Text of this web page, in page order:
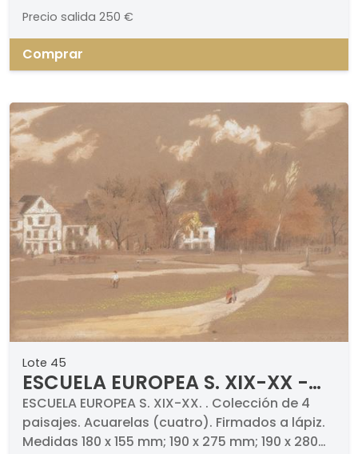
Precio salida 250 €
Comprar
Lote 45
ESCUELA EUROPEA S. XIX-XX -
Colección de 4 paisajes
ESCUELA EUROPEA S. XIX-XX. . Colección de 4
paisajes. Acuarelas (cuatro). Firmados a lápiz.
Medidas 180 x 155 mm; 190 x 275 mm; 190 x 280